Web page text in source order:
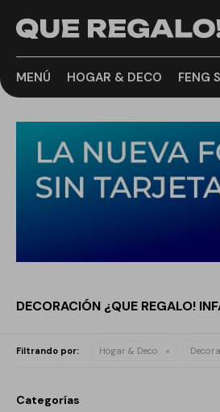
MENÚ HOGAR & DECO FENG
DECORACIÓN ¿QUE REGALO!
Filtrando por: Hogar & Deco
Categorías